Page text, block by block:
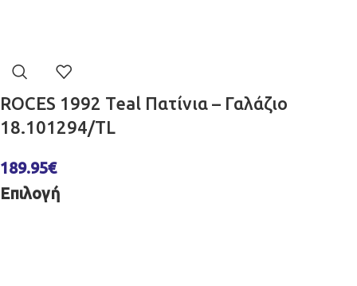
ROCES 1992 Teal Πατίνια – Γαλάζιο
18.101294/TL
189.95€
Επιλογή